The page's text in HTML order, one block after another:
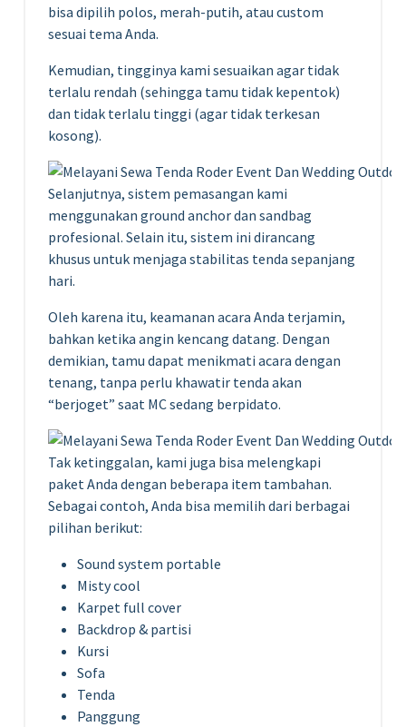
bisa dipilih polos, merah-putih, atau custom
sesuai tema Anda.
Kemudian, tingginya kami sesuaikan agar tidak
terlalu rendah (sehingga tamu tidak kepentok)
dan tidak terlalu tinggi (agar tidak terkesan
kosong).
Selanjutnya, sistem pemasangan kami
menggunakan ground anchor dan sandbag
profesional. Selain itu, sistem ini dirancang
khusus untuk menjaga stabilitas tenda sepanjang
hari.
Oleh karena itu, keamanan acara Anda terjamin,
bahkan ketika angin kencang datang. Dengan
demikian, tamu dapat menikmati acara dengan
tenang, tanpa perlu khawatir tenda akan
“berjoget” saat MC sedang berpidato.
Tak ketinggalan, kami juga bisa melengkapi
paket Anda dengan beberapa item tambahan.
Sebagai contoh, Anda bisa memilih dari berbagai
pilihan berikut:
Sound system portable
Misty cool
Karpet full cover
Backdrop & partisi
Kursi
Sofa
Tenda
Panggung